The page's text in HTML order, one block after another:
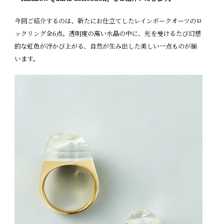
今回ご紹介するのは、新たにお仕立てしたレインボークオーツのロ
ックリング全6点。透明度の高い水晶の中に、光を受けるたび幻想
的な虹色が浮かび上がる、自然が生み出した美しい一点ものが揃
います。